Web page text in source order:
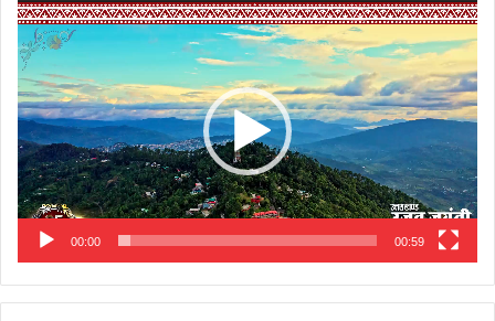
Video
Player
00:00 00:59